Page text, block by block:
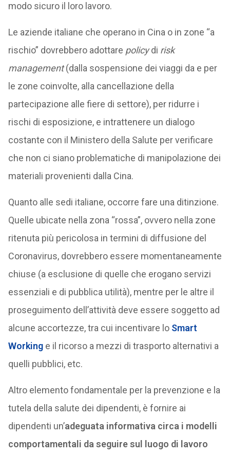
modo sicuro il loro lavoro.
Le aziende italiane che operano in Cina o in zone “a
rischio” dovrebbero adottare policydi risk
management(dalla sospensione dei viaggi da e per
le zone coinvolte, alla cancellazione della
partecipazione alle fiere di settore), per ridurre i
rischi di esposizione, e intrattenere un dialogo
costante con il Ministero della Salute per verificare
che non ci siano problematiche di manipolazione dei
materiali provenienti dalla Cina.
Quanto alle sedi italiane, occorre fare una ditinzione.
Quelle ubicate nella zona “rossa”, ovvero nella zone
ritenuta più pericolosa in termini di diffusione del
Coronavirus, dovrebbero essere momentaneamente
chiuse (a esclusione di quelle che erogano servizi
essenziali e di pubblica utilità), mentre per le altre il
proseguimento dell’attività deve essere soggetto ad
alcune accortezze, tra cui incentivare lo Smart
Workinge il ricorso a mezzi di trasporto alternativi a
quelli pubblici, etc.
Altro elemento fondamentale per la prevenzione e la
tutela della salute dei dipendenti, è fornire ai
dipendenti un’adeguata informativa circa i modelli
comportamentali da seguire sul luogo di lavoro